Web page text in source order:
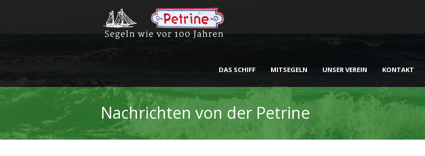
DAS SCHIFF MITSEGELN UNSER VEREIN KONTAKT
Nachrichten von der Petrine